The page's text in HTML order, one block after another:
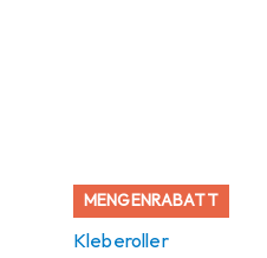
MENGENRABATT
Kleberoller